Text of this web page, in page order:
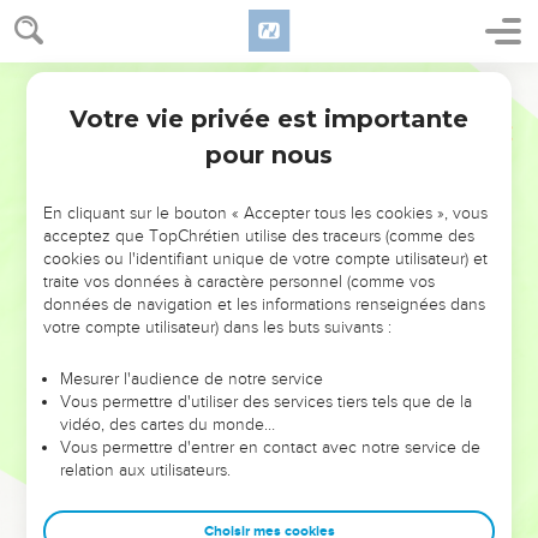
NE MANQUEZ PAS L’ÉVÉNEMENT
DE L’ANNÉE !
ET SI LEURS ERREURS POUVAIENT VOUS ÉVITER LES
VOTRES ?
leur foi ou leur vision. Mais on voit moins les doutes, les erreurs
et les saisons difficiles qu'ils ont traversés, alors même que ce
sont elles qui les ont façonnés.
Dans cette conférence, leaders, entrepreneurs, et responsables
clés pour avancer avec plus de sagesse afin que leurs erreurs
Votre vie privée est importante
pour nous
En cliquant sur le bouton « Accepter tous les cookies », vous
acceptez que TopChrétien utilise des traceurs (comme des
cookies ou l'identifiant unique de votre compte utilisateur) et
traite vos données à caractère personnel (comme vos
données de navigation et les informations renseignées dans
votre compte utilisateur) dans les buts suivants :
Mesurer l'audience de notre service
Vous permettre d'utiliser des services tiers tels que de la
vidéo, des cartes du monde…
Vous permettre d'entrer en contact avec notre service de
relation aux utilisateurs.
Choisir mes cookies